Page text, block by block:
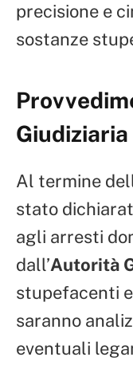
precisione e
sostanze
Giudiziaria
Al termine
stato
agli arresti
dall’Autorità
stupefacenti
saranno
eventuali